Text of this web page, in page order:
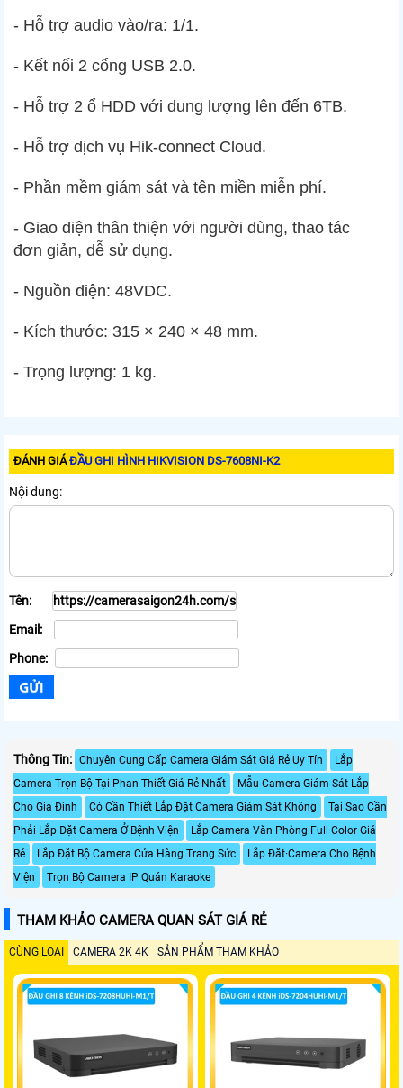
- Hỗ trợ audio vào/ra: 1/1.
- Kết nối 2 cổng USB 2.0.
- Hỗ trợ 2 ổ HDD với dung lượng lên đến 6TB.
- Hỗ trợ dịch vụ Hik-connect Cloud.
- Phần mềm giám sát và tên miền miễn phí.
- Giao diện thân thiện với người dùng, thao tác
đơn giản, dễ sử dụng.
- Nguồn điện: 48VDC.
- Kích thước: 315 × 240 × 48 mm.
- Trọng lượng: 1 kg.
ĐÁNH GIÁĐẦU GHI HÌNH HIKVISION DS-7608NI-K2
Nội dung:
Tên:
Email:
Phone:
Thông Tin: Chuyên Cung Cấp Camera Giám Sát Giá Rẻ Uy Tín
Lắp
Camera Trọn Bộ Tại Phan Thiết Giá Rẻ Nhất
Mẫu Camera Giám Sát Lắp
Cho Gia Đình
Có Cần Thiết Lắp Đặt Camera Giám Sát Không
Tại Sao Cần
Phải Lắp Đặt Camera Ở Bệnh Viện
Lắp Camera Văn Phòng Full Color Giá
Rẻ
Lắp Đặt Bộ Camera Cửa Hàng Trang Sức
Lắp Đăt·Camera Cho Bệnh
Viện
Trọn Bộ Camera IP Quán Karaoke
THAM KHẢO CAMERA QUAN SÁT GIÁ RẺ
CÙNG LOẠI CAMERA 2K 4K SẢN PHẨM THAM KHẢO